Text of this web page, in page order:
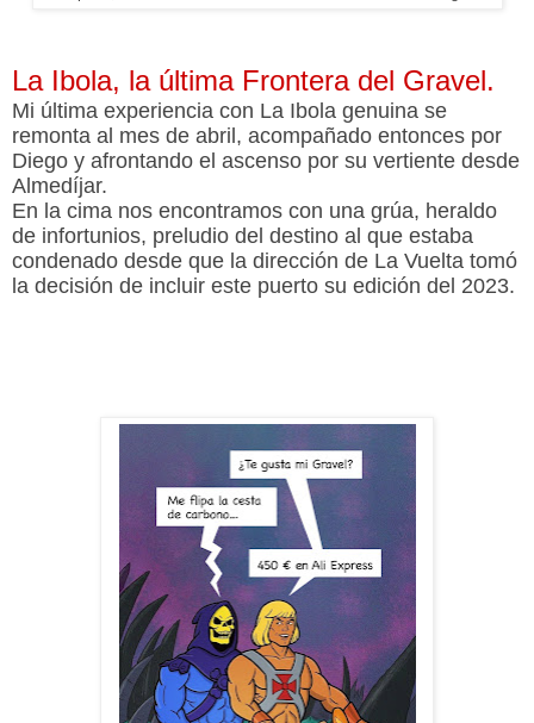
La Ibola, la última Frontera del Gravel.
Mi última experiencia con La Ibola genuina se
remonta al mes de abril, acompañado entonces por
Diego y afrontando el ascenso por su vertiente desde
Almedíjar.
En la cima nos encontramos con una grúa, heraldo
de infortunios, preludio del destino al que estaba
condenado desde que la dirección de La Vuelta tomó
la decisión de incluir este puerto su edición del 2023.